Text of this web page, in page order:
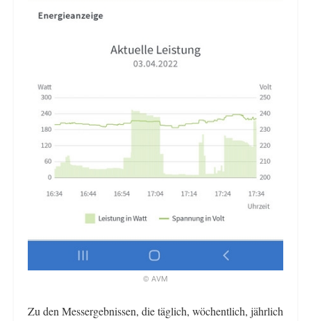
© AVM
Zu den Messergebnissen, die täglich, wöchentlich, jährlich